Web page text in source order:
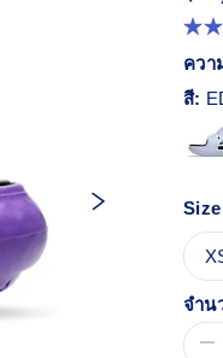
4.4
จาก
5
ดาว
ค่า
คะแ
เฉลี่
ลิงก์
หน้า
เดีย
ควา
สี:
จำน